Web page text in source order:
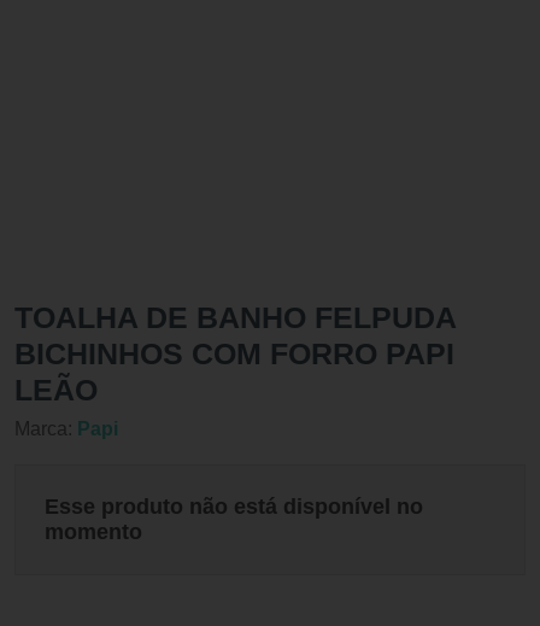
TOALHA DE BANHO FELPUDA
BICHINHOS COM FORRO PAPI
LEÃO
Marca: Papi
Esse produto não está disponível no
momento